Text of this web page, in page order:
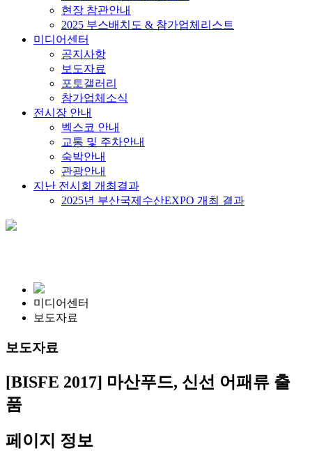
현장 참관안내
2025 부스배치도 & 참가업체리스트
미디어센터
공지사항
보도자료
포토갤러리
참가업체소식
전시장 안내
벡스코 안내
교통 및 주차안내
숙박안내
관광안내
지난 전시회 개최결과
2025년 부산국제수산EXPO 개최 결과
미디어센터
보도자료
보도자료
[BISFE 2017] 마산푸드, 신선 어패류 출
품
페이지 정보